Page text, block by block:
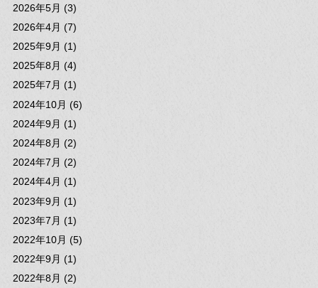
2026年5月 (3)
2026年4月 (7)
2025年9月 (1)
2025年8月 (4)
2025年7月 (1)
2024年10月 (6)
2024年9月 (1)
2024年8月 (2)
2024年7月 (2)
2024年4月 (1)
2023年9月 (1)
2023年7月 (1)
2022年10月 (5)
2022年9月 (1)
2022年8月 (2)